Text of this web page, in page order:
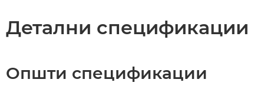
Детални спецификации
Општи спецификации